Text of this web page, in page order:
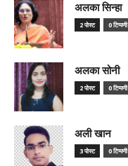
अलका सिन्हा
2 पोस्ट 0 टिप्पणी
अलका सोनी
2 पोस्ट 0 टिप्पणी
अली खान
3 पोस्ट 0 टिप्पणी